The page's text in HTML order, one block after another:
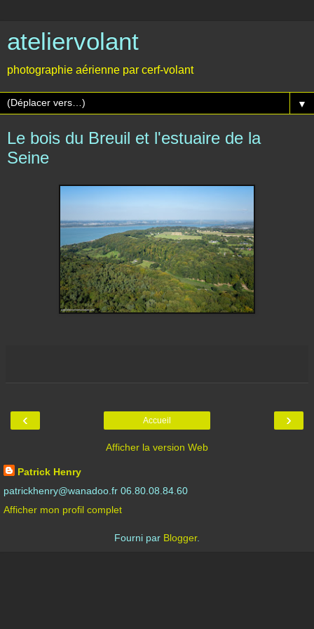
ateliervolant
photographie aérienne par cerf-volant
▼
Le bois du Breuil et l'estuaire de la
Seine
‹ ›
Accueil
Afficher la version Web
Patrick Henry
patrickhenry@wanadoo.fr 06.80.08.84.60
Afficher mon profil complet
Fourni par Blogger.